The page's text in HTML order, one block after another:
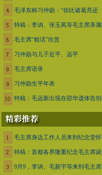
毛泽东称习仲勋：“你比诸葛亮还
特稿：李讷、张玉凤等毛主席亲属
毛主席“粗话”欣赏
习仲勋与儿子近平、远平
毛主席语录
习仲勋生平年表
特稿：毛远新出现在邵华遗体告别
毛主席身边工作人员来到纪念堂怀
特稿：首都各界隆重纪念毛主席诞
9月9，李讷、毛新宇等来到毛主席